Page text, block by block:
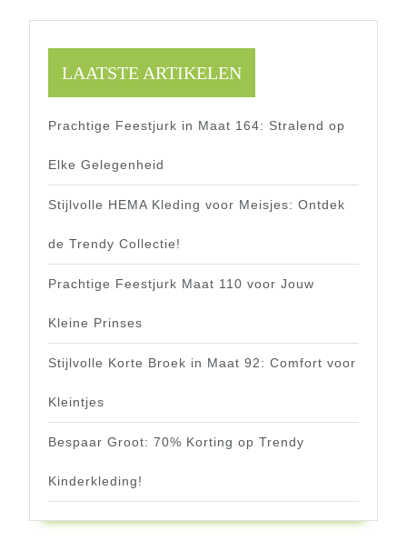
LAATSTE ARTIKELEN
Prachtige Feestjurk in Maat 164: Stralend op
Elke Gelegenheid
Stijlvolle HEMA Kleding voor Meisjes: Ontdek
de Trendy Collectie!
Prachtige Feestjurk Maat 110 voor Jouw
Kleine Prinses
Stijlvolle Korte Broek in Maat 92: Comfort voor
Kleintjes
Bespaar Groot: 70% Korting op Trendy
Kinderkleding!